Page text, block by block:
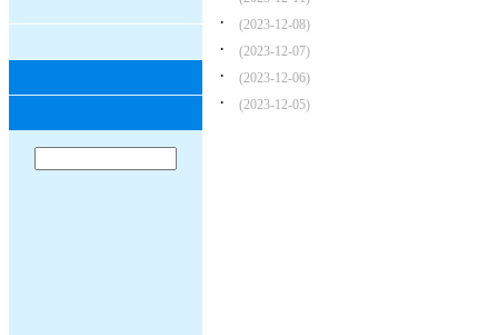
· (2023-12-08)
· (2023-12-07)
· (2023-12-06)
· (2023-12-05)